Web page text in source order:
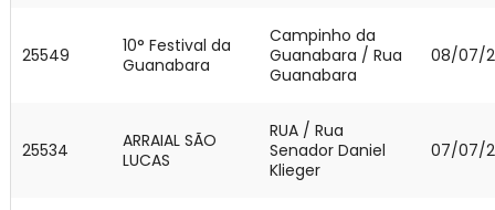
25549
10° Festival da
Guanabara
Campinho da
Guanabara / Rua
Guanabara
08/07/
25534
ARRAIAL SÃO
LUCAS
RUA / Rua
Senador Daniel
Klieger
07/07/